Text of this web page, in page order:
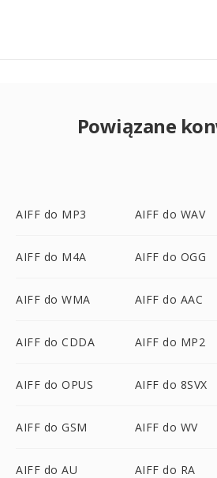
Powiązane
AIFF do MP3 AIFF do WAV
AIFF do M4A AIFF do OGG
AIFF do WMA AIFF do AAC
AIFF do CDDA AIFF do MP2
AIFF do OPUS AIFF do 8SVX
AIFF do GSM AIFF do WV
AIFF do AU AIFF do RA